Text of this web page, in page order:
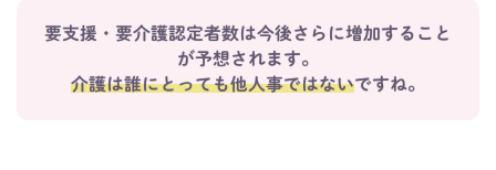
要支援・要介護認定者数は今後さらに増加すること
が予想されます。
介護は誰にとっても他人事ではないですね。​